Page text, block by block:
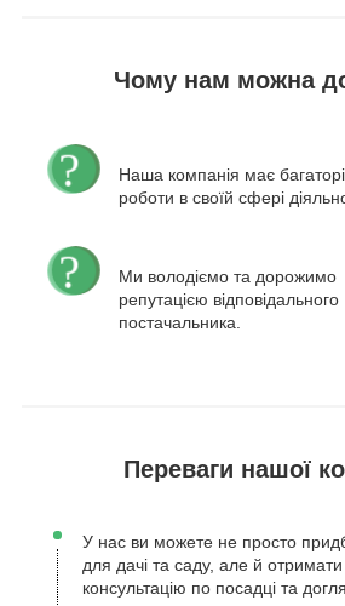
Чому нам можна
Наша компанія має
роботи в своїй сфері
Ми володіємо та дорожимо
репутацією відповідального
постачальника.
Переваги нашої
У нас ви можете не просто
для дачі та саду, але й
консультацію по посадці та